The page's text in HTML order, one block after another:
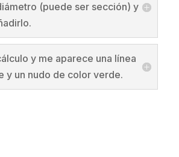
(puede ser sección) y
y me aparece una línea
y un nudo de color verde.